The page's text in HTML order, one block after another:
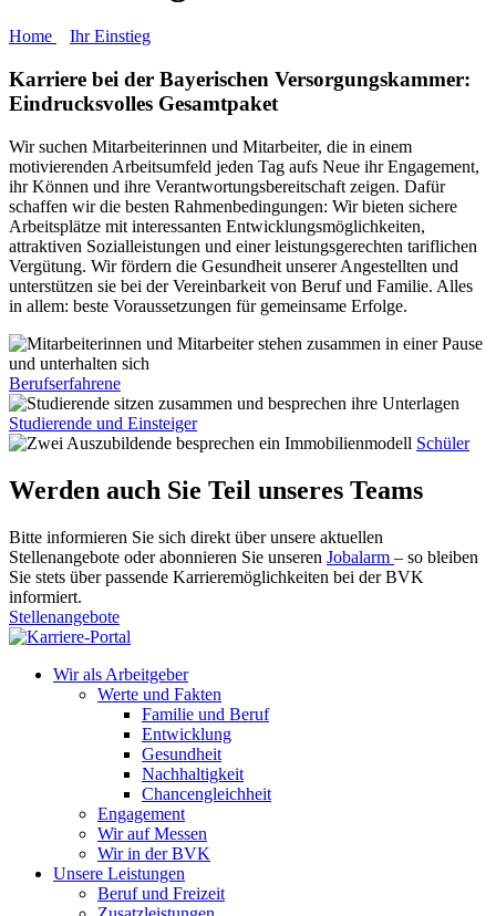
Home Ihr Einstieg
Karriere bei der Bayerischen Versorgungskammer:
Eindrucksvolles Gesamtpaket
Wir suchen Mitarbeiterinnen und Mitarbeiter, die in einem
motivierenden Arbeitsumfeld jeden Tag aufs Neue ihr Engagement,
ihr Können und ihre Verantwortungsbereitschaft zeigen. Dafür
schaffen wir die besten Rahmenbedingungen: Wir bieten sichere
Arbeitsplätze mit interessanten Entwicklungsmöglichkeiten,
attraktiven Sozialleistungen und einer leistungsgerechten tariflichen
Vergütung. Wir fördern die Gesundheit unserer Angestellten und
unterstützen sie bei der Vereinbarkeit von Beruf und Familie. Alles
in allem: beste Voraussetzungen für gemeinsame Erfolge.
Berufserfahrene
Studierende und Einsteiger
Schüler
Werden auch Sie Teil unseres Teams
Bitte informieren Sie sich direkt über unsere aktuellen
Stellenangebote oder abonnieren Sie unseren Jobalarm – so bleiben
Sie stets über passende Karrieremöglichkeiten bei der BVK
informiert.
Stellenangebote
Wir als Arbeitgeber
Werte und Fakten
Familie und Beruf
Entwicklung
Gesundheit
Nachhaltigkeit
Chancengleichheit
Engagement
Wir auf Messen
Wir in der BVK
Unsere Leistungen
Beruf und Freizeit